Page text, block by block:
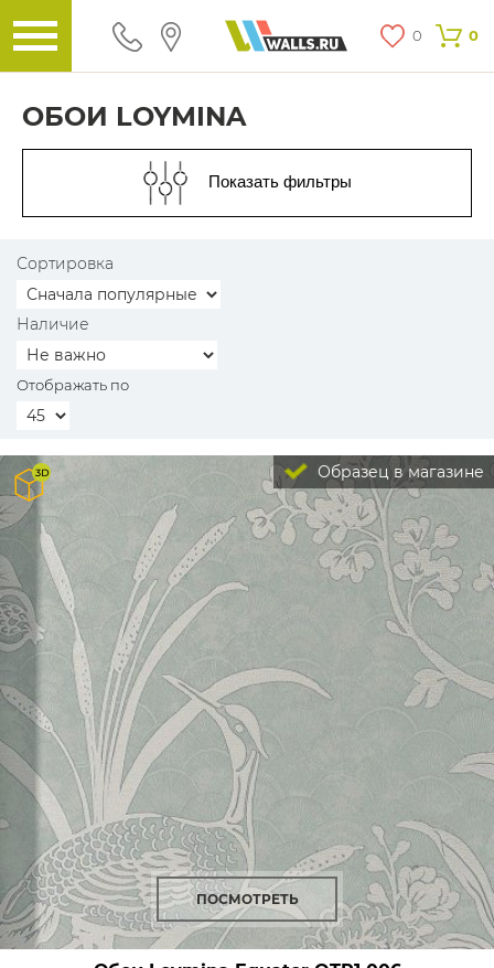
0 0
ОБОИ LOYMINA
Показать фильтры
Сортировка
Наличие
Отображать по
Образец в магазине
ПОСМОТРЕТЬ